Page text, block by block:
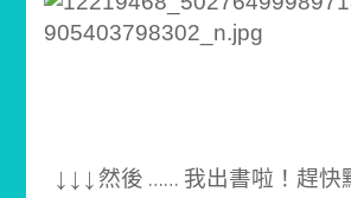
↓ ↓ ↓ 然後 …… 我出書啦！趕